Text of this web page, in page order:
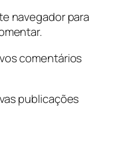
navegador para
comentários
publicações